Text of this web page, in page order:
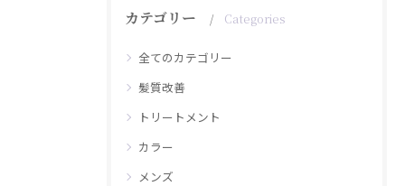
カテゴリー Categories
全てのカテゴリー
髪質改善
トリートメント
カラー
メンズ